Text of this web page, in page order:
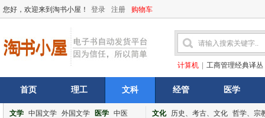
您好，欢迎来到淘书小屋！ 登录 注册 购物车
计算机 工商管理经典译丛
首页 理工 文科 经管 医学
文学 中国文学 外国文学 医学 中医
文化 历史、考古、文化 哲学、宗